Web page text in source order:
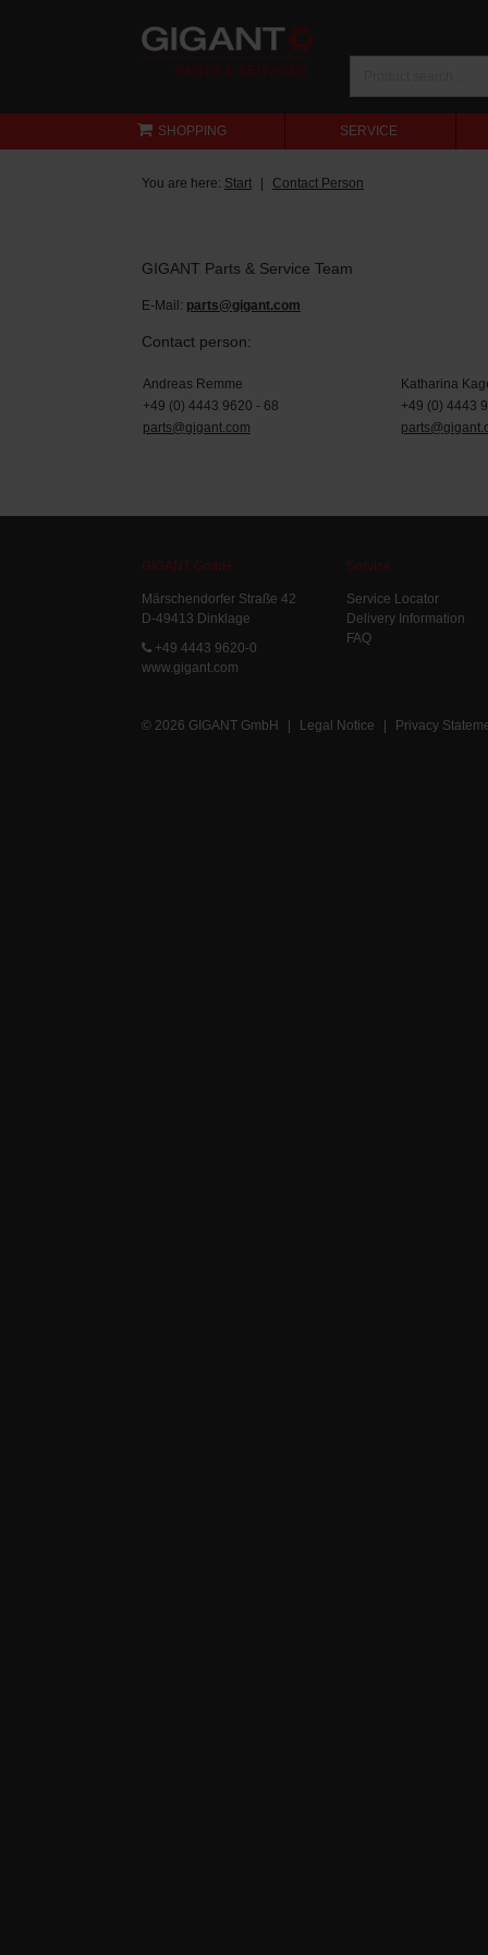
SHOPPING SERVICE
You are here: Start Contact Person
GIGANT Parts & Service Team
E-Mail: parts@gigant.com
Contact person:
Andreas Remme
Katharina
+49 (0) 4443 9620 - 68
+49 (0) 4443
parts@gigant.com
GIGANT GmbH
Märschendorfer Straße 42
D-49413 Dinklage
+49 4443 9620-0
www.gigant.com
Service
Service Locator
Delivery Information
FAQ
© 2026 GIGANT GmbH | Legal Notice | Privacy